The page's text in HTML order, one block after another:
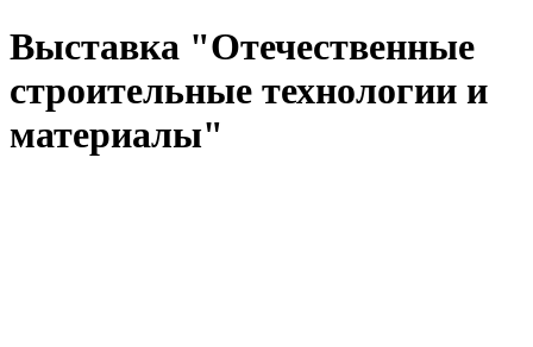
Выставка "Отечественные
строительные технологии и
материалы"